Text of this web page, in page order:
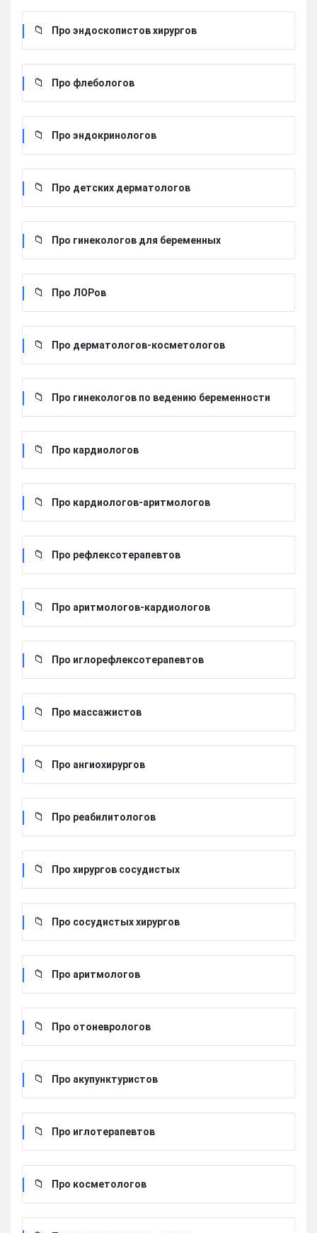
Про эндоскопистов хирургов
Про флебологов
Про эндокринологов
Про детских дерматологов
Про гинекологов для беременных
Про ЛОРов
Про дерматологов-косметологов
Про гинекологов по ведению беременности
Про кардиологов
Про кардиологов-аритмологов
Про рефлексотерапевтов
Про аритмологов-кардиологов
Про иглорефлексотерапевтов
Про массажистов
Про ангиохирургов
Про реабилитологов
Про хирургов сосудистых
Про сосудистых хирургов
Про аритмологов
Про отоневрологов
Про акупунктуристов
Про иглотерапевтов
Про косметологов